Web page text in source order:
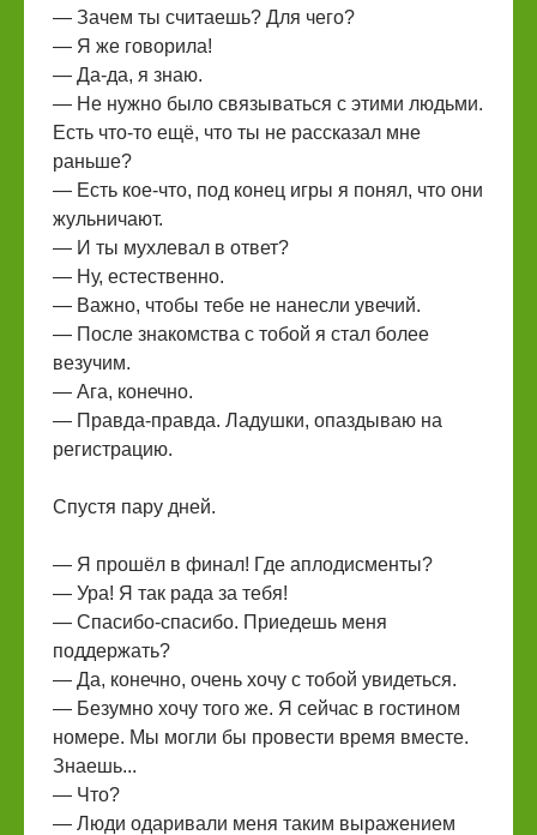
— Зачем ты считаешь? Для чего?
— Я же говорила!
— Да-да, я знаю.
— Не нужно было связываться с этими людьми.
Есть что-то ещё, что ты не рассказал мне
раньше?
— Есть кое-что, под конец игры я понял, что они
жульничают.
— И ты мухлевал в ответ?
— Ну, естественно.
— Важно, чтобы тебе не нанесли увечий.
— После знакомства с тобой я стал более
везучим.
— Ага, конечно.
— Правда-правда. Ладушки, опаздываю на
регистрацию.
Спустя пару дней.
— Я прошёл в финал! Где аплодисменты?
— Ура! Я так рада за тебя!
— Спасибо-спасибо. Приедешь меня
поддержать?
— Да, конечно, очень хочу с тобой увидеться.
— Безумно хочу того же. Я сейчас в гостином
номере. Мы могли бы провести время вместе.
Знаешь...
— Что?
— Люди одаривали меня таким выражением